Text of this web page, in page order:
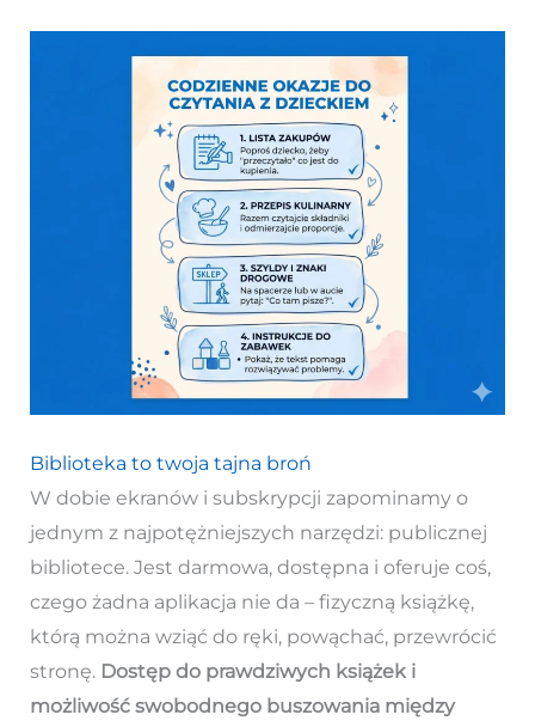
Biblioteka to twoja tajna broń
W dobie ekranów i subskrypcji zapominamy o
jednym z najpotężniejszych narzędzi: publicznej
bibliotece. Jest darmowa, dostępna i oferuje coś,
czego żadna aplikacja nie da – fizyczną książkę,
którą można wziąć do ręki, powąchać, przewrócić
stronę. Dostęp do prawdziwych książek i
możliwość swobodnego buszowania między